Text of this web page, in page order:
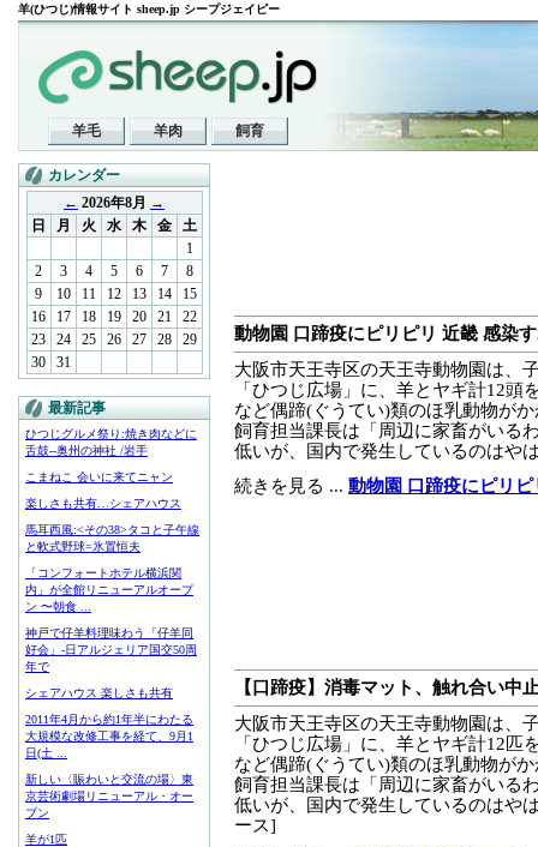
羊(ひつじ)情報サイト sheep.jp シープジェイピー
羊毛 羊肉 飼育
カレンダー
← 2026年8月 →
日
月 火 水 木 金
土
1
2
3 4 5 6 7
8
9
10 11 12 13 14
15
16
17 18 19 20 21
22
23
24 25 26 27 28
29
30
31
最新記事
ひつじグルメ祭り:焼き肉などに
舌鼓--奥州の神社 /岩手
こまねこ 会いに来てニャン
楽しさも共有…シェアハウス
馬耳西風:<その38>タコと子午線
と軟式野球=氷置恒夫
「コンフォートホテル横浜関
内」が全館リニューアルオープ
ン 〜朝食 ...
神戸で仔羊料理味わう「仔羊同
好会」-日アルジェリア国交50周
年で
シェアハウス 楽しさも共有
2011年4月から約1年半にわたる
大規模な改修工事を経て、9月1
日(土 ...
新しい〈賑わいと交流の場〉東
京芸術劇場リニューアル・オー
プン
羊が1匹
動物園 口蹄疫にピリピリ 近畿 感染
大阪市天王寺区の天王寺動物園は、
「ひつじ広場」に、羊とヤギ計12
など偶蹄(ぐうてい)類のほ乳動物が
飼育担当課長は「周辺に家畜がいる
低いが、国内で発生しているのはや
続きを見る ... 動物園 口蹄疫にピリ
【口蹄疫】消毒マット、触れ合い
大阪市天王寺区の天王寺動物園は、
「ひつじ広場」に、羊とヤギ計12
など偶蹄(ぐうてい)類のほ乳動物が
飼育担当課長は「周辺に家畜がいる
低いが、国内で発生しているのはや
ース]